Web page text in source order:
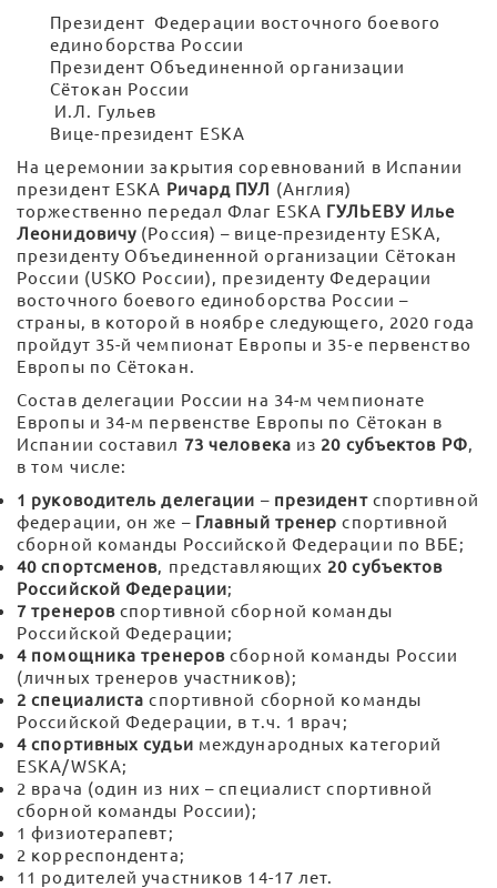
Президент Федерации восточного боевого
единоборства России
Президент Объединенной организации
Сётокан России
И.Л. Гульев
Вице-президент ESKA
На церемонии закрытия соревнований в Испании
президент ESKA Ричард ПУЛ (Англия)
торжественно передал Флаг ESKA ГУЛЬЕВУ Илье
Леонидовичу (Россия) – вице-президенту ESKA,
президенту Объединенной организации Сётокан
России (USKO России), президенту Федерации
восточного боевого единоборства России –
страны, в которой в ноябре следующего, 2020 года
пройдут 35-й чемпионат Европы и 35-е первенство
Европы по Сётокан.
Состав делегации России на 34-м чемпионате
Европы и 34-м первенстве Европы по Сётокан в
Испании составил 73 человека из 20 субъектов РФ,
в том числе:
1 руководитель делегации – президентспортивной
федерации, он же – Главный тренер спортивной
сборной команды Российской Федерации по ВБЕ;
40 спортсменов, представляющих 20 субъектов
Российской Федерации;
7 тренеров спортивной сборной команды
Российской Федерации;
4 помощника тренеров сборной команды России
(личных тренеров участников);
2 специалиста спортивной сборной команды
Российской Федерации, в т.ч. 1 врач;
4 спортивных судьи международных категорий
ESKA/WSKA;
2 врача (один из них – специалист спортивной
сборной команды России);
1 физиотерапевт;
2 корреспондента;
11 родителей участников 14-17 лет.